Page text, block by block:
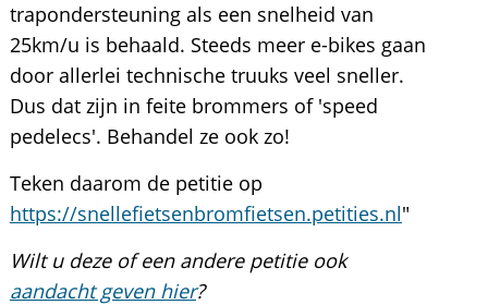
trapondersteuning als een snelheid van
25km/u is behaald. Steeds meer e-bikes gaan
door allerlei technische truuks veel sneller.
Dus dat zijn in feite brommers of 'speed
pedelecs'. Behandel ze ook zo!
Teken daarom de petitie op
https://snellefietsenbromfietsen.petities.nl"
Wilt u deze of een andere petitie ook
aandacht geven hier?